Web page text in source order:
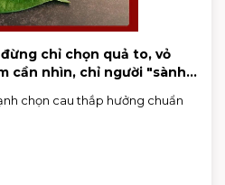
chỉ chọn quả to, vỏ
cần nhìn, chỉ người "sành"
chọn cau thắp hưởng chuẩn